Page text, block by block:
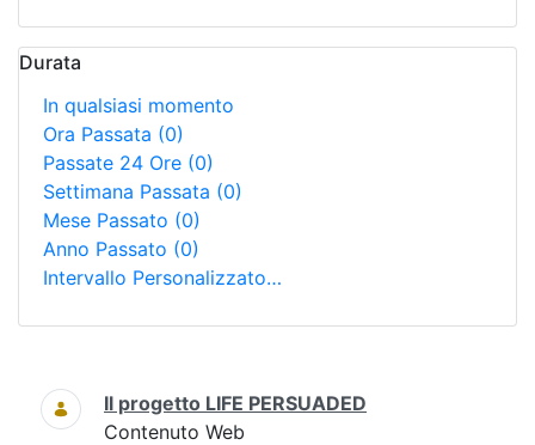
Durata
In qualsiasi momento
Ora Passata (0)
Passate 24 Ore (0)
Settimana Passata (0)
Mese Passato (0)
Anno Passato (0)
Intervallo Personalizzato…
Ricerca
Il progetto LIFE PERSUADED
Contenuto Web